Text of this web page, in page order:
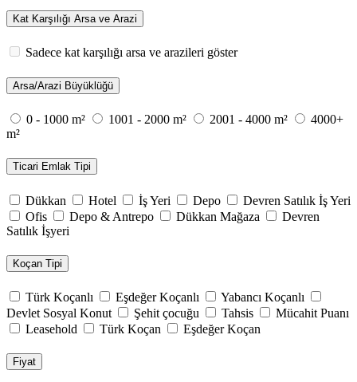
Kat Karşılığı Arsa ve Arazi
Sadece kat karşılığı arsa ve arazileri göster
Arsa/Arazi Büyüklüğü
0 - 1000 m² 1001 - 2000 m² 2001 - 4000 m²
4000+
m²
Ticari Emlak Tipi
Dükkan Hotel İş Yeri Depo
Devren Satılık İş Yeri
Ofis
Depo & Antrepo Dükkan Mağaza
Devren
Satılık İşyeri
Koçan Tipi
Türk Koçanlı Eşdeğer Koçanlı
Yabancı Koçanlı
Devlet Sosyal Konut
Şehit çocuğu Tahsis
Mücahit Puanı
Leasehold
Türk Koçan Eşdeğer Koçan
Fiyat